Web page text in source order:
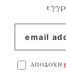
ΑΠΟΔΟΧΗ